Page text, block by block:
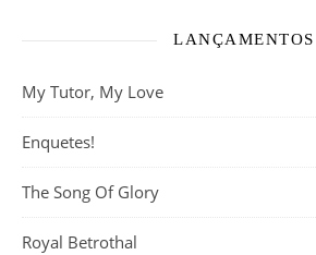
LANÇAMENTOS
My Tutor, My Love
Enquetes!
The Song Of Glory
Royal Betrothal